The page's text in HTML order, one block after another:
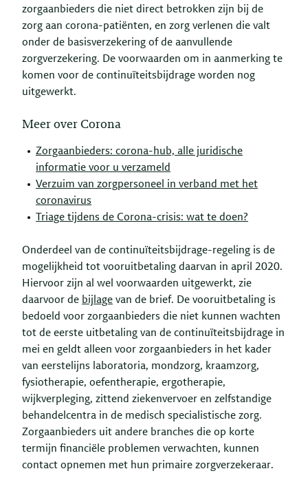
zorgaanbieders die niet direct betrokken zijn bij de
zorg aan corona-patiënten, en zorg verlenen die valt
onder de basisverzekering of de aanvullende
zorgverzekering. De voorwaarden om in aanmerking te
komen voor de continuïteitsbijdrage worden nog
uitgewerkt.
Meer over Corona
Zorgaanbieders: corona-hub, alle juridische
informatie voor u verzameld
Verzuim van zorgpersoneel in verband met het
coronavirus
Triage tijdens de Corona-crisis: wat te doen?
Onderdeel van de continuïteitsbijdrage-regeling is de
mogelijkheid tot vooruitbetaling daarvan in april 2020.
Hiervoor zijn al wel voorwaarden uitgewerkt, zie
daarvoor de bijlage van de brief. De vooruitbetaling is
bedoeld voor zorgaanbieders die niet kunnen wachten
tot de eerste uitbetaling van de continuïteitsbijdrage in
mei en geldt alleen voor zorgaanbieders in het kader
van eerstelijns laboratoria, mondzorg, kraamzorg,
fysiotherapie, oefentherapie, ergotherapie,
wijkverpleging, zittend ziekenvervoer en zelfstandige
behandelcentra in de medisch specialistische zorg.
Zorgaanbieders uit andere branches die op korte
termijn financiële problemen verwachten, kunnen
contact opnemen met hun primaire zorgverzekeraar.